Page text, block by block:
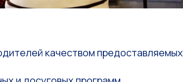
качеством предоставляемых